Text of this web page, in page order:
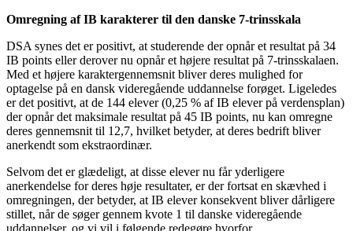
Omregning af IB karakterer til den danske 7-trinsskala
DSA synes det er positivt, at studerende der opnår et resultat på 34
IB points eller derover nu opnår et højere resultat på 7-trinsskalaen.
Med et højere karaktergennemsnit bliver deres mulighed for
optagelse på en dansk videregående uddannelse forøget. Ligeledes
er det positivt, at de 144 elever (0,25 % af IB elever på verdensplan)
der opnår det maksimale resultat på 45 IB points, nu kan omregne
deres gennemsnit til 12,7, hvilket betyder, at deres bedrift bliver
anerkendt som ekstraordinær.
Selvom det er glædeligt, at disse elever nu får yderligere
anerkendelse for deres høje resultater, er der fortsat en skævhed i
omregningen, der betyder, at IB elever konsekvent bliver dårligere
stillet, når de søger gennem kvote 1 til danske videregående
uddannelser, og vi vil i følgende redegøre hvorfor.